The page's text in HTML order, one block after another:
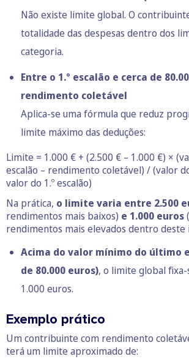
Não existe limite global. O
totalidade das despesas dentro dos
categoria.
Entre o 1.º escalão e cerca de
rendimento coletável
Aplica-se uma fórmula que reduz
limite máximo das deduções:
Limite = 1.000 € + (2.500 € – 1.000 €) ×
escalão – rendimento coletável) / (valor
valor do 1.º escalão)
Na prática, o limite varia entre 2.500
rendimentos mais baixos) e 1.000 euros
rendimentos mais elevados dentro deste
Acima do valor mínimo do último
de 80.000 euros), o limite global
1.000 euros.
Exemplo prático
Um contribuinte com rendimento
terá um limite aproximado de: